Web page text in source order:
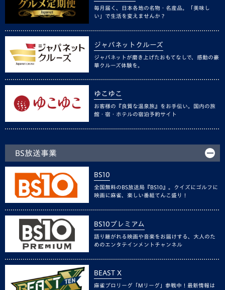
毎月届く、日本各地の名物・名産品。「美味し
い」で生活を変えませんか？
ジャパネットクルーズ
ジャパネットが磨き上げたおもてなしで、感動の豪
華クルーズ体験を。
ゆこゆこ
お客様の『良質な温泉旅』をお手伝い。国内の旅
館・宿・ホテルの宿泊予約サイト
BS放送事業
BS10
全国無料のBS放送局『BS10』。クイズにゴルフに
映画に麻雀、楽しい番組てんこ盛り！
BS10プレミアム
語り継がれる映画や音楽をお届けする、大人のた
めのエンタテインメントチャンネル
BEAST X
麻雀プロリーグ「Mリーグ」参戦中！最新情報は